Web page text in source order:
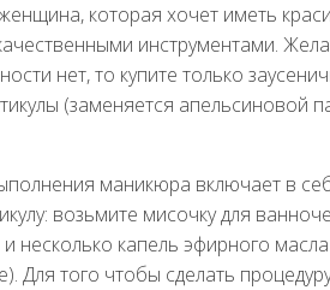
которая хочет иметь
инструментами.
нет, то купите только
(заменяется апельсиновой
маникюра включает в
возьмите мисочку для
несколько капель эфирного
Для того чтобы сделать